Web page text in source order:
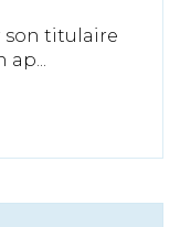
son titulaire
ap...